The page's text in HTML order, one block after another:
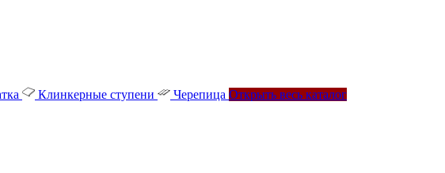
Клинкерные ступени Черепица Открыть весь каталог